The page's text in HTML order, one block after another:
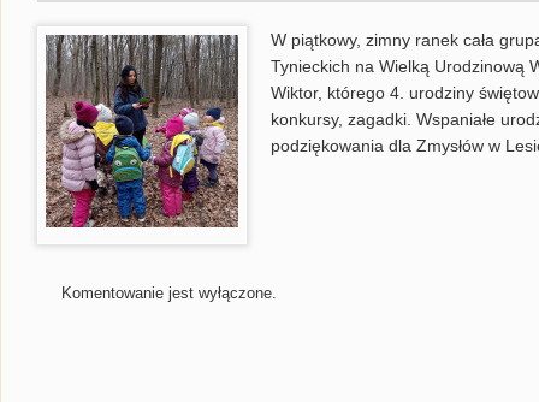
W piątkowy, zimny ranek cała
Tynieckich na Wielką Urodzinową
Wiktor, którego 4. urodziny
konkursy, zagadki. Wspaniałe
podziękowania dla Zmysłów w
Komentowanie jest wyłączone.